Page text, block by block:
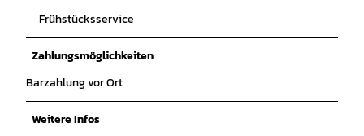
Frühstücksservice
Zahlungsmöglichkeiten
Barzahlung vor Ort
Weitere Infos